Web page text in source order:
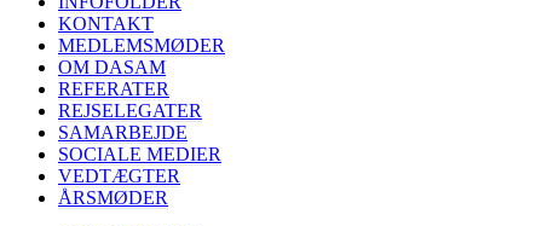
KONTAKT
MEDLEMSMØDER
OM DASAM
REFERATER
REJSELEGATER
SAMARBEJDE
SOCIALE MEDIER
VEDTÆGTER
ÅRSMØDER